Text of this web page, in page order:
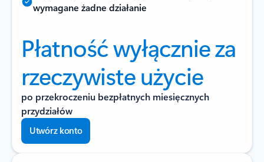
wymagane żadne działanie
Płatność wyłącznie za
rzeczywiste użycie
po przekroczeniu bezpłatnych miesięcznych
przydziałów
Utwórz konto